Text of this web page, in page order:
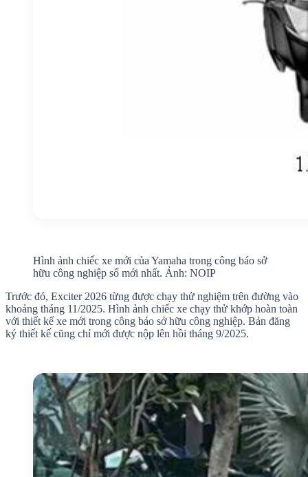
Hình ảnh chiếc xe mới của Yamaha trong công báo sở
hữu công nghiệp số mới nhất. Ảnh: NOIP
Trước đó, Exciter 2026 từng được chạy thử nghiệm trên đường vào
khoảng tháng 11/2025. Hình ảnh chiếc xe chạy thử khớp hoàn toàn
với thiết kế xe mới trong công báo sở hữu công nghiệp. Bản đăng
ký thiết kế cũng chỉ mới được nộp lên hồi tháng 9/2025.